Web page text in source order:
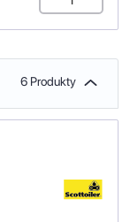
6 Produkty